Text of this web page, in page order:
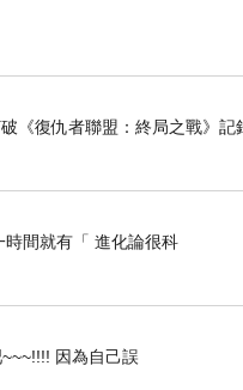
《復仇者聯盟：終局之戰》記
間就有「 進化論很科
因為自己誤